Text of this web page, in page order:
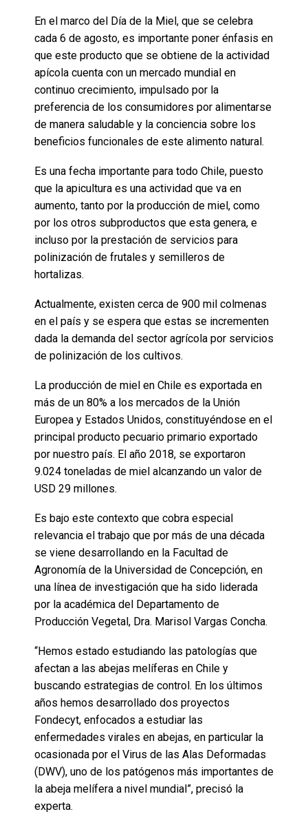
En el marco del Día de la Miel, que se celebra
cada 6 de agosto, es importante poner énfasis en
que este producto que se obtiene de la actividad
apícola cuenta con un mercado mundial en
continuo crecimiento, impulsado por la
preferencia de los consumidores por alimentarse
de manera saludable y la conciencia sobre los
beneficios funcionales de este alimento natural.
Es una fecha importante para todo Chile, puesto
que la apicultura es una actividad que va en
aumento, tanto por la producción de miel, como
por los otros subproductos que esta genera, e
incluso por la prestación de servicios para
polinización de frutales y semilleros de
hortalizas.
Actualmente, existen cerca de 900 mil colmenas
en el país y se espera que estas se incrementen
dada la demanda del sector agrícola por servicios
de polinización de los cultivos.
La producción de miel en Chile es exportada en
más de un 80% a los mercados de la Unión
Europea y Estados Unidos, constituyéndose en el
principal producto pecuario primario exportado
por nuestro país. El año 2018, se exportaron
9.024 toneladas de miel alcanzando un valor de
USD 29 millones.
Es bajo este contexto que cobra especial
relevancia el trabajo que por más de una década
se viene desarrollando en la Facultad de
Agronomía de la Universidad de Concepción, en
una línea de investigación que ha sido liderada
por la académica del Departamento de
Producción Vegetal, Dra. Marisol Vargas Concha.
“Hemos estado estudiando las patologías que
afectan a las abejas melíferas en Chile y
buscando estrategias de control. En los últimos
años hemos desarrollado dos proyectos
Fondecyt, enfocados a estudiar las
enfermedades virales en abejas, en particular la
ocasionada por el Virus de las Alas Deformadas
(DWV), uno de los patógenos más importantes de
la abeja melífera a nivel mundial”, precisó la
experta.